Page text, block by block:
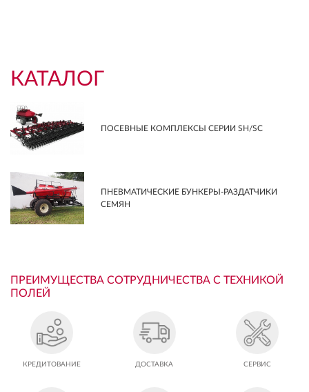
КАТАЛОГ
ПОСЕВНЫЕ КОМПЛЕКСЫ СЕРИИ SH/SC
ПНЕВМАТИЧЕСКИЕ БУНКЕРЫ-РАЗДАТЧИКИ
СЕМЯН
ПРЕИМУЩЕСТВА СОТРУДНИЧЕСТВА С ТЕХНИКОЙ
ПОЛЕЙ
КРЕДИТОВАНИЕ ДОСТАВКА СЕРВИС